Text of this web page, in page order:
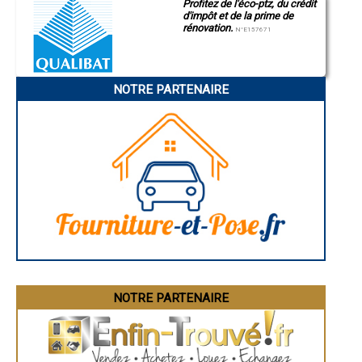
- Entreprise de charpente à Bailleul-sur-Thérain
- Entreprise de charpente à Formerie
- Entreprise de charpente à Boran-sur-Oise
- Entreprise de charpente à Clairoix
- Entreprise de charpente à Le Meux
- Entreprise de charpente à Pierrefonds
- Entreprise de charpente à Monchy-Saint-Éloi
- Entreprise de charpente à Cambronne-lès-Ribécourt
- Entreprise de charpente à Guiscard
- Entreprise de charpente à Ully-Saint-Georges
- Entreprise de charpente à Attichy
- Entreprise de charpente à Fleurines
- Entreprise de charpente à Lagny-le-Sec
- Entreprise de charpente à Saint-Germer-de-Fly
- Entreprise de charpente à Neuilly-sous-Clermont
- Entreprise de charpente à Amblainville
- Entreprise de charpente à Longueil-Sainte-Marie
- Entreprise de charpente à Remy
- Entreprise de charpente à Milly-sur-Thérain
- Entreprise de charpente à Feuquières
- Entreprise de charpente à Rieux
Profitez de l'éco-ptz, du crédit
d'impôt et de la prime de
rénovation. N°E157671
NOTRE PARTENAIRE
NOTRE PARTENAIRE